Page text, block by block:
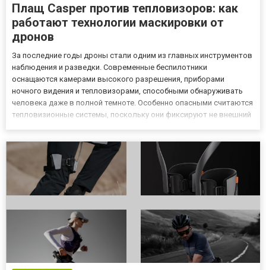
Плащ Casper против тепловизоров: как
работают технологии маскировки от
дронов
За последние годы дроны стали одним из главных инструментов
наблюдения и разведки. Современные беспилотники
оснащаются камерами высокого разрешения, приборами
ночного видения и тепловизорами, способными обнаруживать
человека даже в полной темноте. Особенно опасными считаются
тепловизионные системы, поскольку они фиксируют не внешний
хорошем...